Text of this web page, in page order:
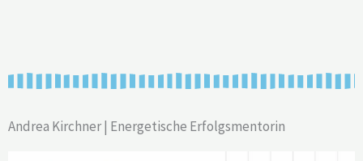
Andrea Kirchner | Energetische Erfolgsmentorin